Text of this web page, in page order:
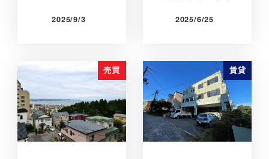
2025/9/3 2025/6/25
売買 賃貸